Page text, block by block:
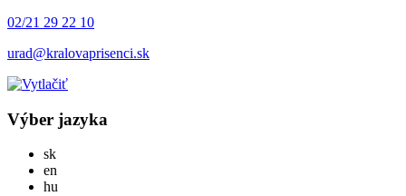
02/21 29 22 10
urad@kralovaprisenci.sk
Výber jazyka
skSlovensky
en
hu